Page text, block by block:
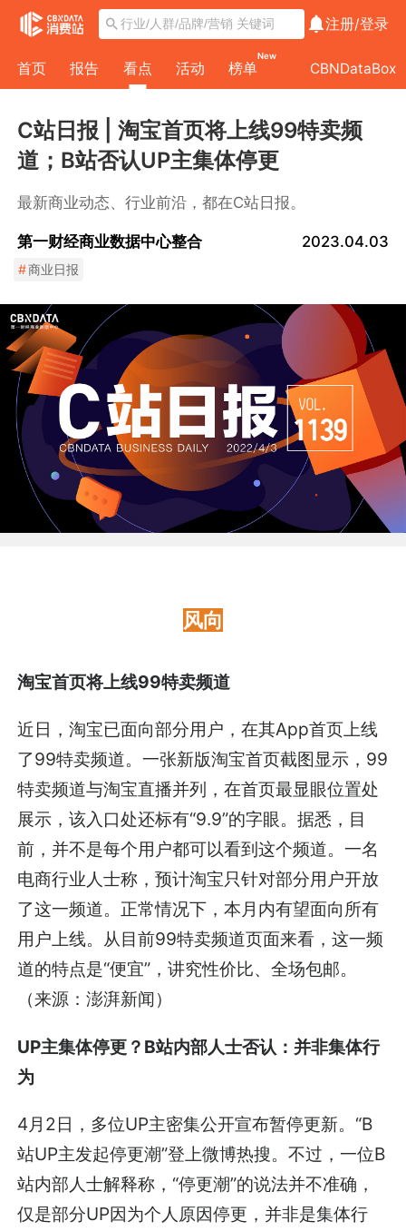
注册/登录
首页 报告 看点 活动 榜单
New
CBNDataBox
C站日报 | 淘宝首页将上线99特卖频
道；B站否认UP主集体停更
最新商业动态、行业前沿，都在C站日报。
第一财经商业数据中心整合 2023.04.03
#商业日报
风向
淘宝首页将上线99特卖频道
近日，淘宝已面向部分用户，在其App首页上线
了99特卖频道。一张新版淘宝首页截图显示，99
特卖频道与淘宝直播并列，在首页最显眼位置处
展示，该入口处还标有“9.9”的字眼。据悉，目
前，并不是每个用户都可以看到这个频道。一名
电商行业人士称，预计淘宝只针对部分用户开放
了这一频道。正常情况下，本月内有望面向所有
用户上线。从目前99特卖频道页面来看，这一频
道的特点是“便宜”，讲究性价比、全场包邮。
（来源：澎湃新闻）
UP主集体停更？B站内部人士否认：并非集体行
为
4月2日，多位UP主密集公开宣布暂停更新。“B
站UP主发起停更潮”登上微博热搜。不过，一位B
站内部人士解释称，“停更潮”的说法并不准确，
仅是部分UP因为个人原因停更，并非是集体行